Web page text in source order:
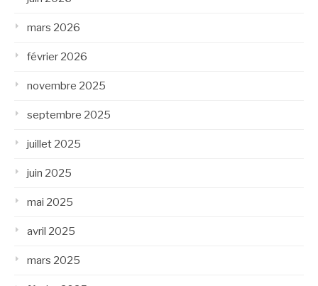
mars 2026
février 2026
novembre 2025
septembre 2025
juillet 2025
juin 2025
mai 2025
avril 2025
mars 2025